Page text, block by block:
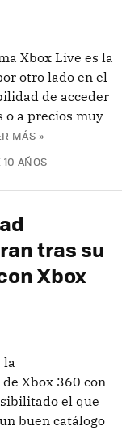
Xbox Live es la
otro lado en el
de acceder
o a precios muy
MÁS »
10 AÑOS
tras su
Xbox
la
Xbox 360 con
el que
buen catálogo